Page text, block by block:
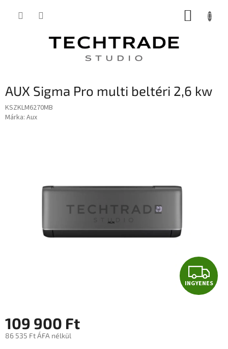
KOSÁR
AUX Sigma Pro multi beltéri 2,6 kw
KSZKLM6270MB
Márka: Aux
I
N
INGYENES
109 900 Ft
86 535 Ft ÁFA nélkül